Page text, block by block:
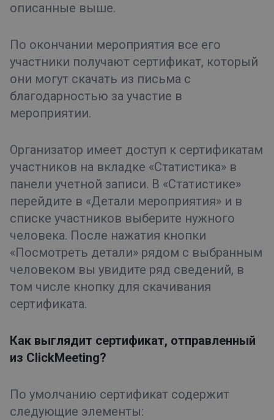
описанные выше.
По окончании мероприятия все его
участники получают сертификат, который
они могут скачать из письма с
благодарностью за участие в
мероприятии.
Организатор имеет доступ к сертификатам
участников на вкладке «Статистика» в
панели учетной записи. В «Статистике»
перейдите в «Детали мероприятия» и в
списке участников выберите нужного
человека. После нажатия кнопки
«Посмотреть детали» рядом с выбранным
человеком вы увидите ряд сведений, в
том числе кнопку для скачивания
сертификата.
Как выглядит сертификат, отправленный
из ClickMeeting?
По умолчанию сертификат содержит
следующие элементы: